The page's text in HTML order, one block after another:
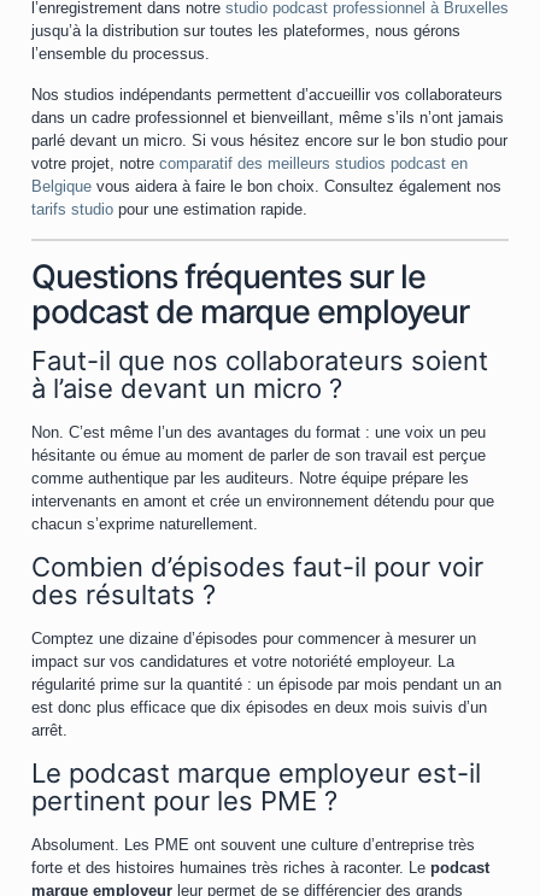
l’enregistrement dans notre studio podcast professionnel à Bruxelles
jusqu’à la distribution sur toutes les plateformes, nous gérons
l’ensemble du processus.
Nos studios indépendants permettent d’accueillir vos collaborateurs
dans un cadre professionnel et bienveillant, même s’ils n’ont jamais
parlé devant un micro. Si vous hésitez encore sur le bon studio pour
votre projet, notre comparatif des meilleurs studios podcast en
Belgique vous aidera à faire le bon choix. Consultez également nos
tarifs studio pour une estimation rapide.
Questions fréquentes sur le
podcast de marque employeur
Faut-il que nos collaborateurs soient
à l’aise devant un micro ?
Non. C’est même l’un des avantages du format : une voix un peu
hésitante ou émue au moment de parler de son travail est perçue
comme authentique par les auditeurs. Notre équipe prépare les
intervenants en amont et crée un environnement détendu pour que
chacun s’exprime naturellement.
Combien d’épisodes faut-il pour voir
des résultats ?
Comptez une dizaine d’épisodes pour commencer à mesurer un
impact sur vos candidatures et votre notoriété employeur. La
régularité prime sur la quantité : un épisode par mois pendant un an
est donc plus efficace que dix épisodes en deux mois suivis d’un
arrêt.
Le podcast marque employeur est-il
pertinent pour les PME ?
Absolument. Les PME ont souvent une culture d’entreprise très
forte et des histoires humaines très riches à raconter. Le podcast
marque employeur leur permet de se différencier des grands